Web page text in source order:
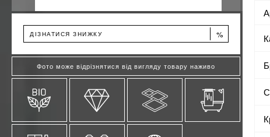
ДІЗНАТИСЯ ЗНИЖКУ %
Фото може відрізнятися від вигляду товару наживо